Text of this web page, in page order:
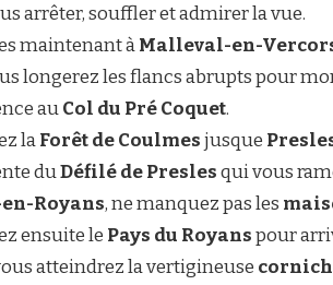
arrêter, souffler et admirer la vue.
maintenant àMalleval-en-
longerez les flancs abrupts pour
auCol du Pré Coquet.
laForêt de Coulmesjusque
duDéfilé de Preslesqui vous
Royans, ne manquez pas les
ensuite le Pays du Royanspour
atteindrez la vertigineuse